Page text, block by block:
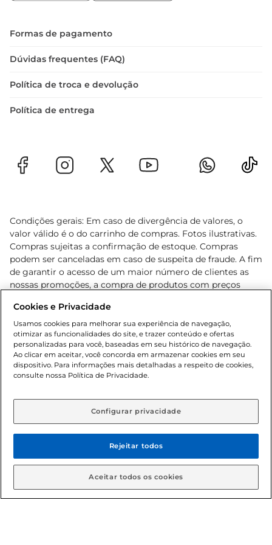
nutritivo. Aproveite a praticidade de ter um corte
suas refeições ainda mais especiais.
toque de tradição e sabor, tornando cada
Formas de pagamento
Dúvidas frequentes (FAQ)
Política de troca e devolução
Política de entrega
Condições gerais: Em caso de divergência de valores, o
valor válido é o do carrinho de compras. Fotos ilustrativas.
Compras sujeitas a confirmação de estoque. Compras
podem ser canceladas em caso de suspeita de fraude. A fim
de garantir o acesso de um maior número de clientes as
nossas promoções, a compra de produtos com preços
cliente. Os preços, ofertas e condições são exclusivos para
o e-commerce e válidos durante o dia de hoje, podendo
sofrer alterações sem prévia notificação. Proibida a venda
de bebidas alcoólicas para menores de 18 anos, conforme
Lei n.º 8069/90, art. 81, inciso II (Estatuto da Criança e do
Adolescente). Preços e condições exclusivos para o
aviso prévio. O valor mínimo para as compras on-line é de
© 2026 Copyright. Todos os direitos
reservados Gbarbosa.
Cookies e Privacidade
Usamos cookies para melhorar sua experiência de navegação,
otimizar as funcionalidades do site, e trazer conteúdo e ofertas
personalizadas para você, baseadas em seu histórico de navegação.
Ao clicar em aceitar, você concorda em armazenar cookies em seu
dispositivo. Para informações mais detalhadas a respeito de cookies,
consulte nossa Política de Privacidade.
Configurar privacidade
Rejeitar todos
Aceitar todos os cookies